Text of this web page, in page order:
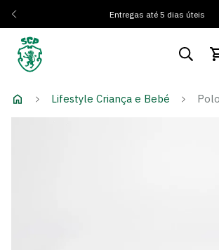
Entregas até 5 dias úteis
Lifestyle Criança e Bebé